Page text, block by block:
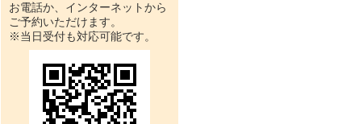
お電話か、インターネットから
ご予約いただけます。
※当日受付も対応可能です。